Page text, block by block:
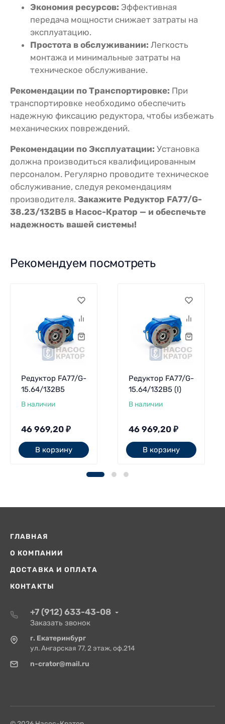
Экономия ресурсов: Эффективная
передача мощности снижает затраты на
эксплуатацию.
Простота в обслуживании: Легкость
монтажа и минимальные затраты на
техническое обслуживание.
Рекомендации по Транспортировке: При
транспортировке необходимо обеспечить
надежную фиксацию редуктора, чтобы избежать
механических повреждений.
Рекомендации по Эксплуатации: Установка
должна производиться квалифицированным
персоналом. Регулярно проводите техническое
обслуживание, следуя рекомендациям
производителя. Закажите Редуктор FA77/G-
38.23/132B5 в Насос-Кратор — и обеспечьте
надежность вашей системы!
Рекомендуем посмотреть
Редуктор FA77/G-
15.64/132B5
В наличии
46 969,20 ₽
В корзину
Редуктор FA77/G-
15.64/132B5 (I)
В наличии
46 969,20 ₽
В корзину
ГЛАВНАЯ
О КОМПАНИИ
ДОСТАВКА И ОПЛАТА
КОНТАКТЫ
+7 (912) 633-43-08
Заказать звонок
г. Екатеринбург
ул. Ангарская 77, 2 этаж, оф.214
n-crator@mail.ru